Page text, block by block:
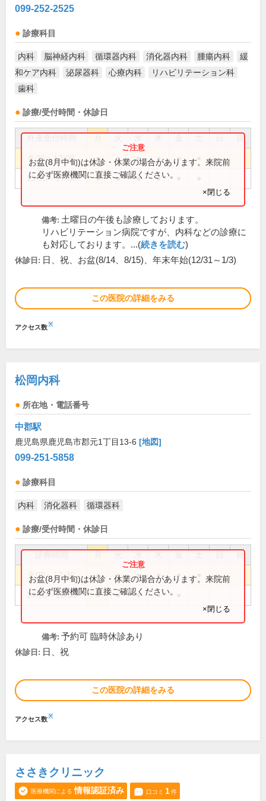
099-252-2525
診療科目
内科 脳神経内科 循環器内科 消化器内科 腫瘍内科
緩
和ケア内科
泌尿器科 心療内科
リハビリテーション科
歯科
診療/受付時間・休診日
祝
8:30～12:00 ● ● ● ● ●
13:30～17:00 ● ● ● ●
お盆(8月中旬)は休診・休業の場合があります。来院前
に必ず医療機関に直接ご確認ください。
×閉じる
備考: 土曜日の午後も診療しております。
リハビリテーション病院ですが、内科などの診療に
も対応しております。...(続きを読む)
休診日: 日、祝、お盆(8/14、8/15)、年末年始(12/31～1/3)
この医院の詳細をみる
アクセス数※
松岡内科
所在地・電話番号
中郡駅
鹿児島県鹿児島市郡元1丁目13-6 [地図]
099-251-5858
診療科目
内科 消化器科 循環器科
診療/受付時間・休診日
祝
9:00～12:30 ● ● ● ● ●
14:00～18:00 ● ● ● ●
お盆(8月中旬)は休診・休業の場合があります。来院前
に必ず医療機関に直接ご確認ください。
×閉じる
備考: 予約可 臨時休診あり
休診日: 日、祝
この医院の詳細をみる
アクセス数※
ささきクリニック
医療機関による 情報認証済み 口コミ 1件